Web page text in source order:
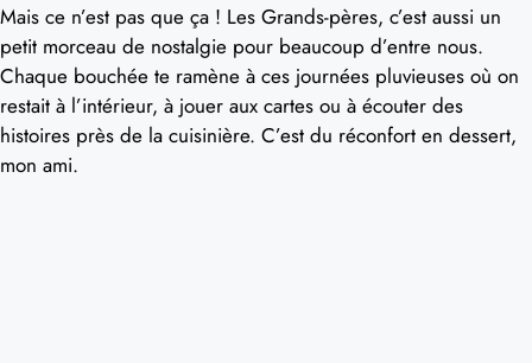
Mais ce n’est pas que ça ! Les Grands-pères, c’est aussi un
petit morceau de nostalgie pour beaucoup d’entre nous.
Chaque bouchée te ramène à ces journées pluvieuses où on
restait à l’intérieur, à jouer aux cartes ou à écouter des
histoires près de la cuisinière. C’est du réconfort en dessert,
mon ami.